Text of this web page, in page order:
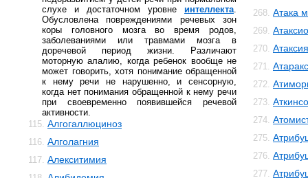
слухе и достаточном уровне интеллекта.
Обусловлена повреждениями речевых зон
коры головного мозга во время родов,
заболеваниями или травмами мозга в
доречевой период жизни. Различают
моторную алалию, когда ребенок вообще не
может говорить, хотя понимание обращенной
к нему речи не нарушенно, и сенсорную,
когда нет понимания обращенной к нему речи
при своевременно появившейся речевой
активности.
115. Алгогаллюциноз
116. Алголагния
117. Алекситимия
268. Атака
269.
270. Атаксия
271.
272.
273.
274.
275.
276.
277.